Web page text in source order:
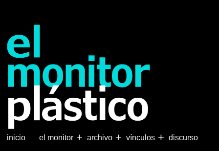
principal
inicio +
el monitor +
archivo +
vínculos discurso